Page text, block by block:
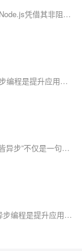
【9月更文挑战第33天】在JavaScript的后端领域，Node.js凭借其非阻塞I/O和事件驱动的特性，成为高性能应用的首选平台。本文将深入浅出地探讨Node.js中异步编程的核心概念、Promise对象、Async/Await语法以及它们如何优化后端开发的效率和性能。
【10月更文挑战第4天】在JavaScript的世界中，异步编程是提升应用性能和用户体验的关键。本文将深入探讨Node.js中异步编程的几种模式，包括回调函数、Promises、async/await，并分享如何有效利用这些模式来构建高性能的后端服务。
【9月更文挑战第15天】在Node.js的世界中，“一切皆异步”不仅是一句口号，更是其设计哲学的核心。本文将带你深入理解Node.js中异步编程的几种主要模式，包括经典的回调函数、强大的Promise对象、以及简洁的async/await结构。我们将通过实例代码来展示每种模式的使用方式和优缺点，帮助你更好地掌握Node.js异步编程的精髓。无论你是Node.js新手还是有一定经验的开发者，这篇文章都能给你带来新的启示和思考。让我们一起开启Node.js异步编程的探索之旅吧！
【10月更文挑战第33天】在JavaScript的世界里，异步编程是提升应用性能和用户体验的关键。本文将带你深入理解异步编程的核心概念，并展示如何在实际开发中运用这些知识来构建更流畅、响应更快的Web应用程序。从回调函数到Promises，再到async/await，我们将一步步解锁JavaScript异步编程的秘密，让你轻松应对各种复杂的异步场景。